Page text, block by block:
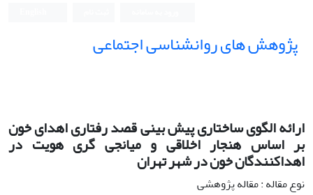
پژوهش های روانشناسی اجتماعی
ارائه الگوی ساختاری پیش بینی قصد رفتاری اهدای خون
بر اساس هنجار اخلاقی و میانجی گری هویت در
اهداکنندگان خون در شهر تهران
نوع مقاله : مقاله پژوهشی